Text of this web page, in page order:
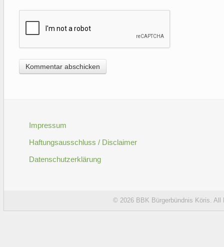
Impressum
Haftungsausschluss / Disclaimer
Datenschutzerklärung
© 2026 BBK Bürgerbündnis Köris. All